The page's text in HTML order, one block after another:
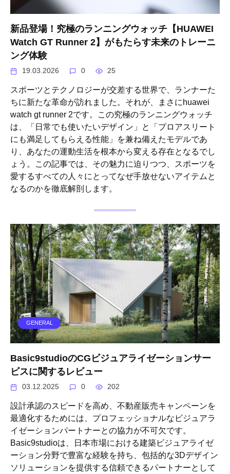
新品登場！究極のランニングウォッチ【HUAWEI
Watch GT Runner 2】がもたらす未来のトレーニ
ング体験
19.03.2026 0 25
スポーツとテクノロジーが交差する世界で、ランナーた
ちに新たな革命が訪れました。それが、まさにhuawei
watch gt runner 2です。この究極のランニングウォッチ
は、「日常でも使いたいデザイン」と「プロアスリート
にも満足してもらえる性能」を兼ね備えたモデルであ
り、あなたの運動生活を根本から変える存在となるでし
ょう。この記事では、その魅力に迫りつつ、スポーツを
愛するすべての人々にとってなぜ手放せないアイテムと
なるのかを徹底解剖します。
GENERAL
Basic9studioのCGビジュアライゼーションサー
ビスに関するレビュー
03.12.2025 0 202
設計承認のスピードを高め、不動産販売キャンペーンを
最適化するためには、プロフェッショナルなビジュアラ
イゼーションパートナーとの協力が不可欠です。
Basic9studioは、日本市場における建築ビジュアライゼ
ーション分野で豊富な経験を持ち、包括的な3Dデザイン
ソリューションを提供する信頼できるパートナーとして